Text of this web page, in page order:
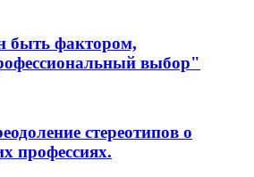
быть фактором,
выбор"
стереотипов о
профессиях.